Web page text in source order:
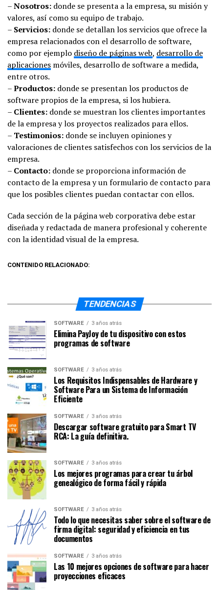
–Nosotros: donde se presenta a la empresa, su misión y
valores, así como su equipo de trabajo.
– Servicios: donde se detallan los servicios que ofrece la
empresa relacionados con el desarrollo de software,
como por ejemplo diseño de páginas web, desarrollo de
aplicaciones móviles, desarrollo de software a medida,
entre otros.
–Productos: donde se presentan los productos de
software propios de la empresa, si los hubiera.
– Clientes: donde se muestran los clientes importantes
de la empresa y los proyectos realizados para ellos.
– Testimonios: donde se incluyen opiniones y
valoraciones de clientes satisfechos con los servicios de la
empresa.
– Contacto: donde se proporciona información de
contacto de la empresa y un formulario de contacto para
que los posibles clientes puedan contactar con ellos.
Cada sección de la página web corporativa debe estar
diseñada y redactada de manera profesional y coherente
con la identidad visual de la empresa.
CONTENIDO RELACIONADO:
TENDENCIAS
SOFTWARE 3 años atrás
Elimina PayJoy de tu dispositivo con estos
programas de software
SOFTWARE 3 años atrás
Los Requisitos Indispensables de Hardware y
Software Para un Sistema de Información
Eficiente
SOFTWARE 3 años atrás
Descargar software gratuito para Smart TV
RCA: La guía definitiva.
SOFTWARE 3 años atrás
Los mejores programas para crear tu árbol
genealógico de forma fácil y rápida
SOFTWARE 3 años atrás
Todo lo que necesitas saber sobre el software de
firma digital: seguridad y eficiencia en tus
documentos
SOFTWARE 3 años atrás
Las 10 mejores opciones de software para hacer
proyecciones eficaces